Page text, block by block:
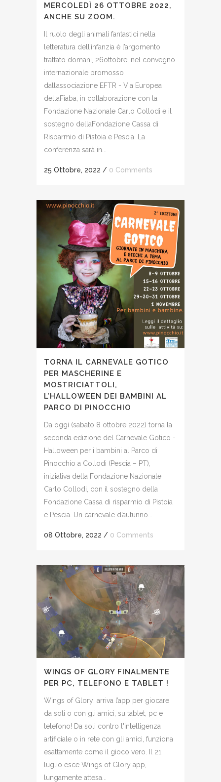
MERCOLEDÌ 26 OTTOBRE 2022,
ANCHE SU ZOOM.
Il ruolo degli animali fantastici nella
letteratura dell’infanzia è l’argomento
trattato domani, 26ottobre, nel convegno
internazionale promosso
dall’associazione EFTR - Via Europea
dellaFiaba, in collaborazione con la
Fondazione Nazionale Carlo Collodi e il
sostegno dellaFondazione Cassa di
Risparmio di Pistoia e Pescia. La
conferenza sarà in...
25 Ottobre, 2022 / 0 Comments
TORNA IL CARNEVALE GOTICO
PER MASCHERINE E
MOSTRICIATTOLI,
L’HALLOWEEN DEI BAMBINI AL
PARCO DI PINOCCHIO
Da oggi (sabato 8 ottobre 2022) torna la
seconda edizione del Carnevale Gotico -
Halloween per i bambini al Parco di
Pinocchio a Collodi (Pescia – PT),
iniziativa della Fondazione Nazionale
Carlo Collodi, con il sostegno della
Fondazione Cassa di risparmio di Pistoia
e Pescia. Un carnevale d’autunno...
08 Ottobre, 2022 / 0 Comments
WINGS OF GLORY FINALMENTE
PER PC, TELEFONO E TABLET !
Wings of Glory: arriva l’app per giocare
da soli o con gli amici, su tablet, pc e
telefono! Da soli contro l'intelligenza
artificiale o in rete con gli amici, funziona
esattamente come il gioco vero. Il 21
luglio esce Wings of Glory app,
lungamente attesa...